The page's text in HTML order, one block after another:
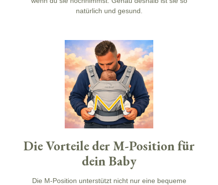
natürlich und gesund.
Die Vorteile der M-Position für
dein Baby
Die M-Position unterstützt nicht nur eine bequeme